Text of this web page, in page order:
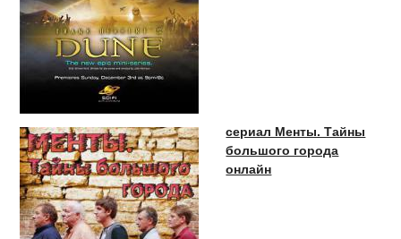
сериал Менты. Тайны
большого города
онлайн